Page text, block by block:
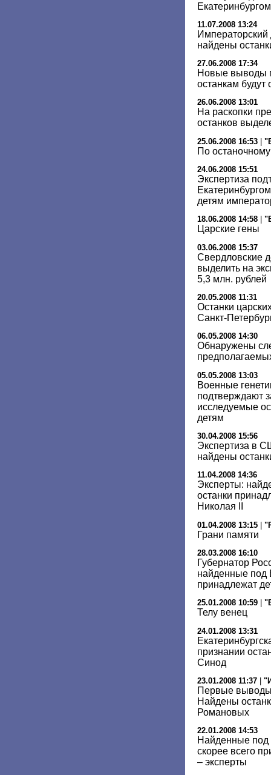
11.07.2008 13:24
Императорский
найдены
27.06.2008 17:34
Новые выводы
останкам
26.06.2008 13:01
На раскопки
останков
25.06.2008 16:53
По
24.06.2008 15:51
Экспертиза
детям
18.06.2008 14:58
Царские гены
03.06.2008 15:37
Свердловские
выделить на
5,3 млн. рублей
20.05.2008 11:31
Останки
Санкт-
06.05.2008 14:30
Обнаружены
05.05.2008 13:03
Военные
подтверждают
исследуемые
детям
30.04.2008 15:56
Экспертиза в
найдены
11.04.2008 14:36
Эксперты:
останки
Николая II
01.04.2008 13:15
Грани памяти
28.03.2008 16:10
Губернатор
найденные под
принадлежат
25.01.2008 10:59
Телу венец
24.01.2008 13:31
признании
Синод
23.01.2008 11:37
Первые выводы
Найдены
Романовых
22.01.2008 14:53
Найденные под
скорее всего
– эксперты